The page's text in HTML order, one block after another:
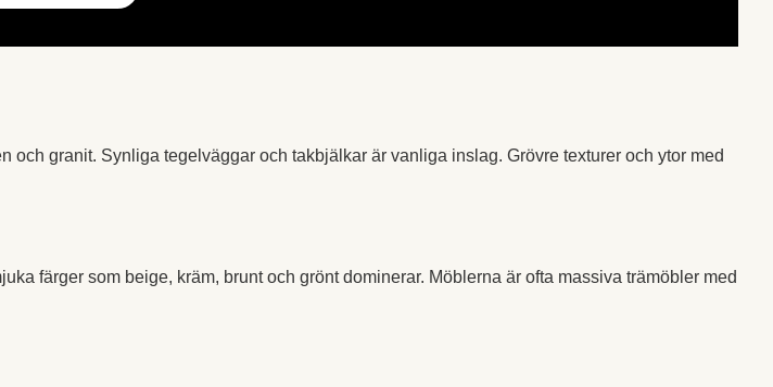
granit. Synliga tegelväggar och takbjälkar är vanliga inslag. Grövre texturer och ytor med
färger som beige, kräm, brunt och grönt dominerar. Möblerna är ofta massiva trämöbler med